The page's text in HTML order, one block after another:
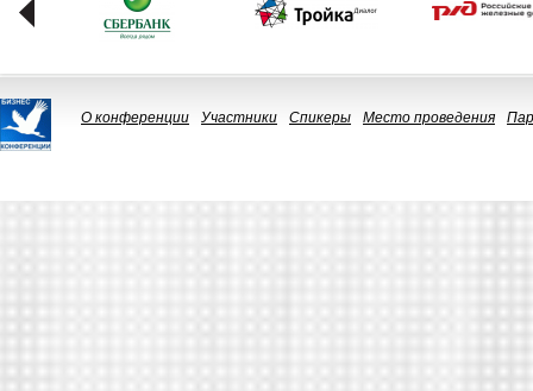
О конференции Участники Спикеры Место проведения